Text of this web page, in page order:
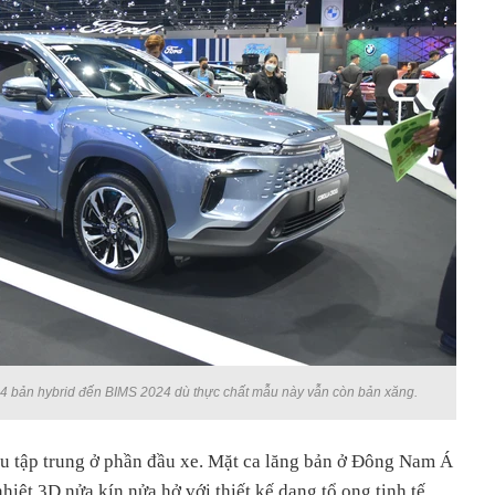
bản hybrid đến BIMS 2024 dù thực chất mẫu này vẫn còn bản xăng.
tập trung ở phần đầu xe. Mặt ca lăng bản ở Đông Nam Á
3D nửa kín nửa hở với thiết kế dạng tổ ong tinh tế,